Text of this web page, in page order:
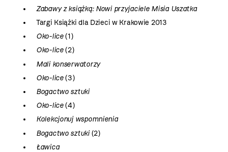
Zabawy z książką: Nowi przyjaciele Misia Uszatka
Targi Książki dla Dzieci w Krakowie 2013
Oko-lice(1)
Oko-lice(2)
Mali konserwatorzy
Oko-lice(3)
Bogactwo sztuki
Oko-lice(4)
Kolekcjonuj wspomnienia
Bogactwo sztuki(2)
Ławica